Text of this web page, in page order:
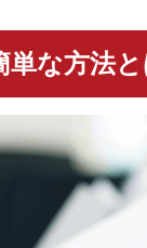
単な方法